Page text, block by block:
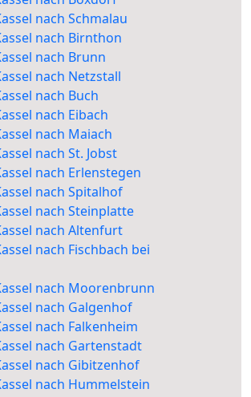
nach Schmalau
nach Birnthon
nach Brunn
nach Netzstall
nach Buch
nach Eibach
nach Maiach
nach St. Jobst
nach Erlenstegen
nach Spitalhof
nach Steinplatte
nach Altenfurt
nach Fischbach bei
nach Moorenbrunn
nach Galgenhof
nach Falkenheim
nach Gartenstadt
nach Gibitzenhof
nach Hummelstein